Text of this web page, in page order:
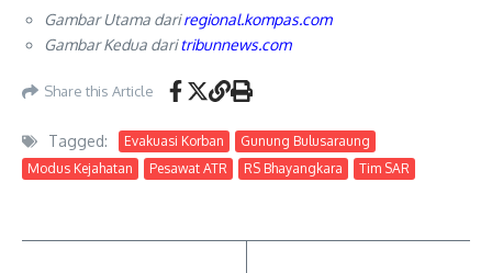
Gambar Utama dariregional.kompas.com
Gambar Kedua daritribunnews.com
Share this Article
Tagged: Evakuasi Korban
Gunung Bulusaraung
Modus Kejahatan
Pesawat ATR RS Bhayangkara Tim SAR